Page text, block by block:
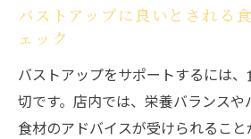
バストアップに良いとされる
ェック
バストアップをサポートするには
切です。店内では、栄養バランス
食材のアドバイスが受けられること